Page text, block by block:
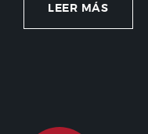
LEER MÁS